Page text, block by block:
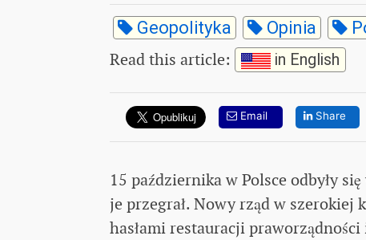
Geopolityka Opinia
Read this article: in English
Email Share
15 października w Polsce odbyły
je przegrał. Nowy rząd w szerokiej
hasłami restauracji